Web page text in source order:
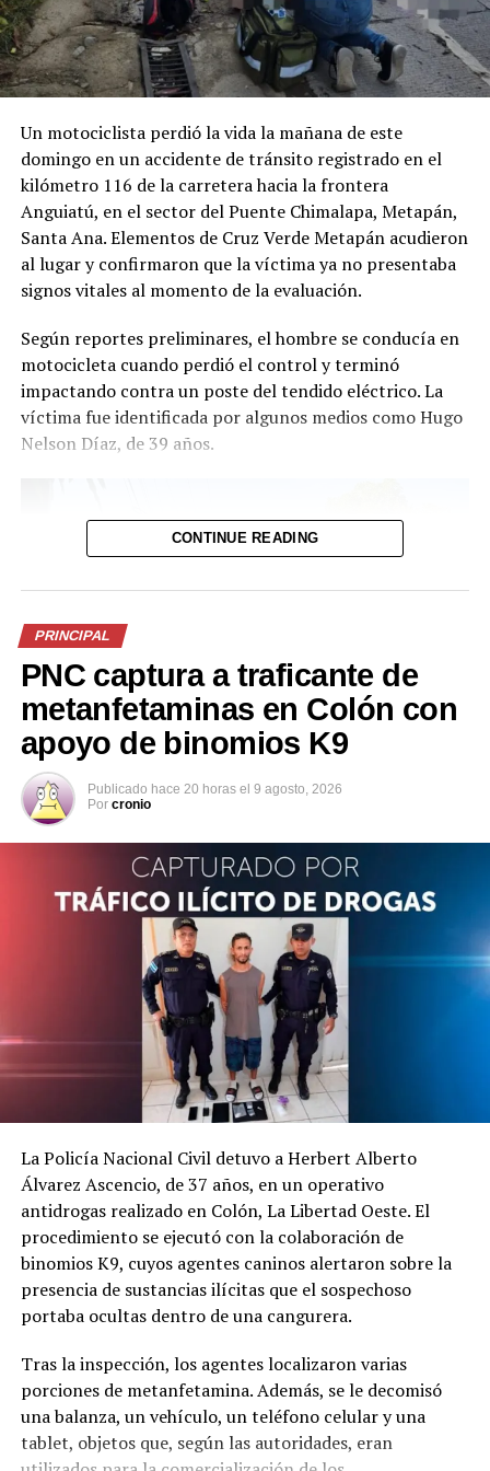
Un motociclista perdió la vida la mañana de este
domingo en un accidente de tránsito registrado en el
kilómetro 116 de la carretera hacia la frontera
Anguiatú, en el sector del Puente Chimalapa, Metapán,
Santa Ana. Elementos de Cruz Verde Metapán acudieron
al lugar y confirmaron que la víctima ya no presentaba
signos vitales al momento de la evaluación.
Según reportes preliminares, el hombre se conducía en
motocicleta cuando perdió el control y terminó
impactando contra un poste del tendido eléctrico. La
víctima fue identificada por algunos medios como Hugo
Nelson Díaz, de 39 años.
Los socorristas hallaron el cuerpo tendido sobre la vía
no fue necesario su traslado a un centro hospitalario.
Las autoridades continúan investigando las causas
exactas del siniestro. Este hecho se suma a otro
accidente mortal de motocicleta registrado el sábado en
Chalatenango.
Facebook X
Me gusta esto:
CONTINUE READING
PRINCIPAL
PNC captura a traficante de
metanfetaminas en Colón con
apoyo de binomios K9
Publicado hace 20 horas el 9 agosto, 2026
Por cronio
La Policía Nacional Civil detuvo a Herbert Alberto
Álvarez Ascencio, de 37 años, en un operativo
antidrogas realizado en Colón, La Libertad Oeste. El
procedimiento se ejecutó con la colaboración de
binomios K9, cuyos agentes caninos alertaron sobre la
presencia de sustancias ilícitas que el sospechoso
portaba ocultas dentro de una cangurera.
Tras la inspección, los agentes localizaron varias
porciones de metanfetamina. Además, se le decomisó
una balanza, un vehículo, un teléfono celular y una
tablet, objetos que, según las autoridades, eran